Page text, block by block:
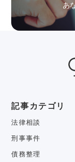
あ
記事カテゴリ
法律相談
刑事事件
債務整理